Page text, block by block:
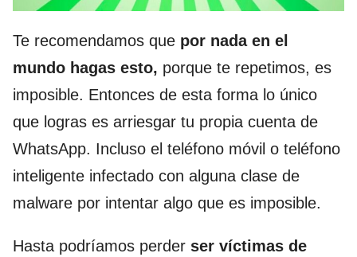
Te recomendamos que por nada en el
mundo hagas esto, porque te repetimos, es
imposible. Entonces de esta forma lo único
que logras es arriesgar tu propia cuenta de
WhatsApp. Incluso el teléfono móvil o teléfono
inteligente infectado con alguna clase de
malware por intentar algo que es imposible.
Hasta podríamos perder ser víctimas de